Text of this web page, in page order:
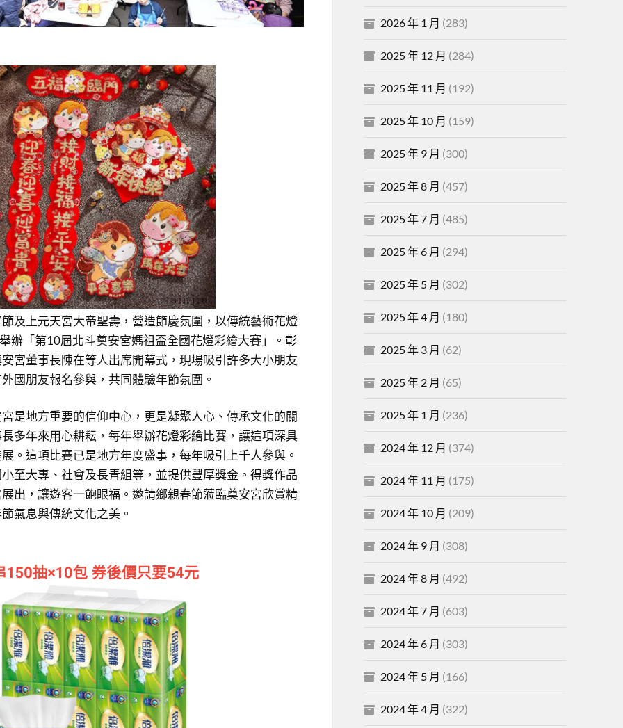
及上元天宮大帝聖壽，營造節慶氛圍，以傳統藝術花燈
辦「第10屆北斗奠安宮媽祖盃全國花燈彩繪大賽」。彰
宮董事長陳在等人出席開幕式，現場吸引許多大小朋友
國朋友報名參與，共同體驗年節氛圍。
是地方重要的信仰中心，更是凝聚人心、傳承文化的關
多年來用心耕耘，每年舉辦花燈彩繪比賽，讓這項深具
。這項比賽已是地方年度盛事，每年吸引上千人參與。
至大專、社會及長青組等，並提供豐厚獎金。得獎作品
出，讓遊客一飽眼福。邀請鄉親春節蒞臨奠安宮欣賞精
氣息與傳統文化之美。
2026 年 1 月 (283)
2025 年 12 月 (284)
2025 年 11 月 (192)
2025 年 10 月 (159)
2025 年 9 月 (300)
2025 年 8 月 (457)
2025 年 7 月 (485)
2025 年 6 月 (294)
2025 年 5 月 (302)
2025 年 4 月 (180)
2025 年 3 月 (62)
2025 年 2 月 (65)
2025 年 1 月 (236)
2024 年 12 月 (374)
2024 年 11 月 (175)
2024 年 10 月 (209)
2024 年 9 月 (308)
2024 年 8 月 (492)
2024 年 7 月 (603)
2024 年 6 月 (303)
2024 年 5 月 (166)
2024 年 4 月 (322)